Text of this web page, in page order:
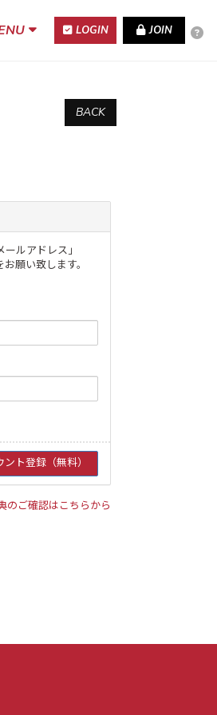
LOGIN JOIN
BACK
ルアドレス」
願い致します。
のご確認はこちらから